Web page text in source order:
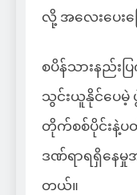
လို့ အလေးပေးပ
စပိန်သားနည်းပြ
သွင်းယူနိုင်ပေမဲ့
တိုက်စစ်ပိုင်းနဲ့
ဒဏ်ရာရရှိနေ
တယ်။